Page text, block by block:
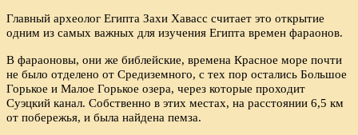
Главный археолог Египта Захи Хавасс считает это открытие
одним из самых важных для изучения Египта времен фараонов.
В фараоновы, они же библейские, времена Красное море почти
не было отделено от Средиземного, с тех пор остались Большое
Горькое и Малое Горькое озера, через которые проходит
Суэцкий канал. Собственно в этих местах, на расстоянии 6,5 км
от побережья, и была найдена пемза.